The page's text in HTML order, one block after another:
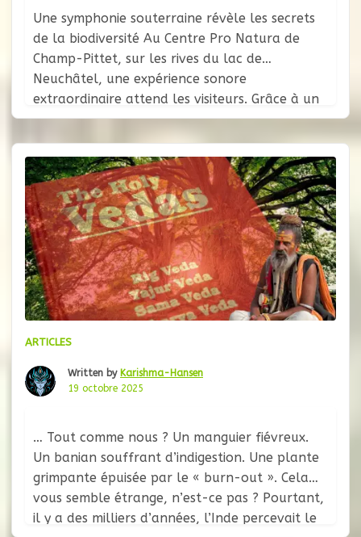
Une symphonie souterraine révèle les secrets
de la biodiversité Au Centre Pro Natura de
Champ-Pittet, sur les rives du lac de
Neuchâtel, une expérience sonore
extraordinaire attend les visiteurs. Grâce à un
dispositif novateur développé par l’artiste et
chercheur Marcus Maeder, il est désormais
possible d’écouter la vie secrète qui fourmille
sous nos pieds. Une
ARTICLES
Written by Karishma-Hansen
19 octobre 2025
… Tout comme nous ? Un manguier fiévreux.
Un banian souffrant d’indigestion. Une plante
grimpante épuisée par le « burn-out ». Cela
vous semble étrange, n’est-ce pas ? Pourtant,
il y a des milliers d’années, l’Inde percevait le